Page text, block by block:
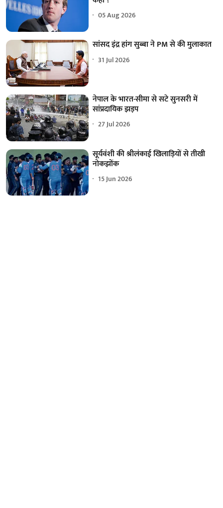
05 Aug 2026
सांसद इंद्र हांग सुब्बा ने PM से की मुलाकात
31 Jul 2026
नेपाल के भारत-सीमा से सटे सुनसरी में
सांप्रदायिक झड़प
27 Jul 2026
सूर्यवंशी की श्रीलंकाई खिलाड़ियों से तीखी
नोकझोंक
15 Jun 2026